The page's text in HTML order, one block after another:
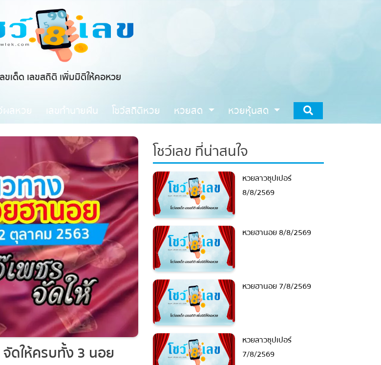
ลขเด็ด เลขสถิติ เพิ่มมิติให้คอหวย
ผลหวย เลขทำนายฝัน โชว์สถิติหวย หวยสด หวยหุ้นสด
ดให้ครบทั้ง 3 นอย
โชว์เลข ที่น่าสนใจ
หวยลาวซุปเปอร์
8/8/2569
หวยฮานอย 8/8/2569
หวยฮานอย 7/8/2569
หวยลาวซุปเปอร์
7/8/2569